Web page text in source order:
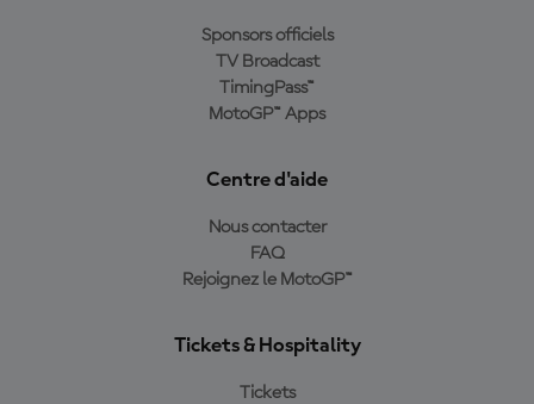
Sponsors officiels
TV Broadcast
TimingPass™
MotoGP™ Apps
Centre d'aide
Nous contacter
FAQ
Rejoignez le MotoGP™
Tickets & Hospitality
Tickets